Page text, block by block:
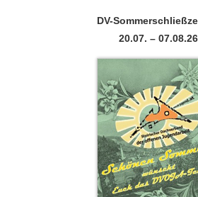
DV-
20.07. – 07.08.26